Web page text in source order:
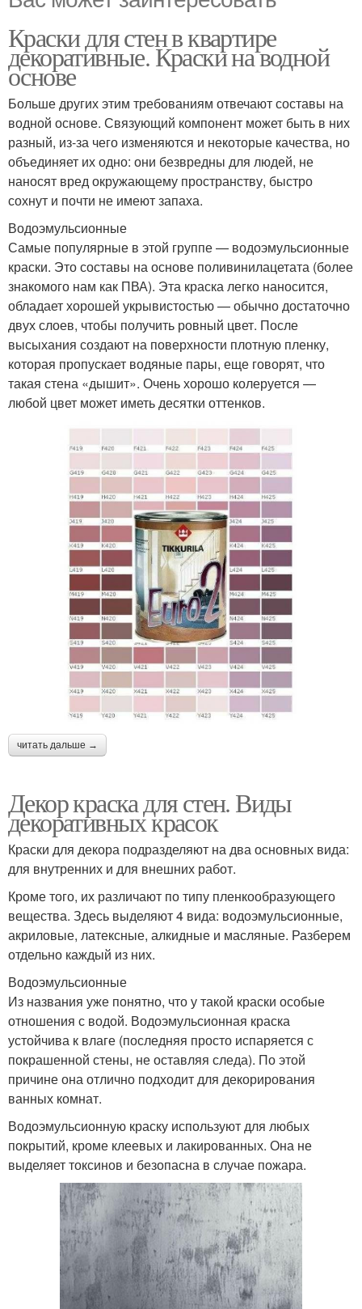
Краски для стен в квартире
декоративные. Краски на водной
основе
Больше других этим требованиям отвечают составы на
водной основе. Связующий компонент может быть в них
разный, из-за чего изменяются и некоторые качества, но
объединяет их одно: они безвредны для людей, не
наносят вред окружающему пространству, быстро
сохнут и почти не имеют запаха.
Водоэмульсионные
Самые популярные в этой группе — водоэмульсионные
краски. Это составы на основе поливинилацетата (более
знакомого нам как ПВА). Эта краска легко наносится,
обладает хорошей укрывистостью — обычно достаточно
двух слоев, чтобы получить ровный цвет. После
высыхания создают на поверхности плотную пленку,
которая пропускает водяные пары, еще говорят, что
такая стена «дышит». Очень хорошо колеруется —
любой цвет может иметь десятки оттенков.
читать дальше →
Декор краска для стен. Виды
декоративных красок
Краски для декора подразделяют на два основных вида:
для внутренних и для внешних работ.
Кроме того, их различают по типу пленкообразующего
вещества. Здесь выделяют 4 вида: водоэмульсионные,
акриловые, латексные, алкидные и масляные. Разберем
отдельно каждый из них.
Водоэмульсионные
Из названия уже понятно, что у такой краски особые
отношения с водой. Водоэмульсионная краска
устойчива к влаге (последняя просто испаряется с
покрашенной стены, не оставляя следа). По этой
причине она отлично подходит для декорирования
ванных комнат.
Водоэмульсионную краску используют для любых
покрытий, кроме клеевых и лакированных. Она не
выделяет токсинов и безопасна в случае пожара.